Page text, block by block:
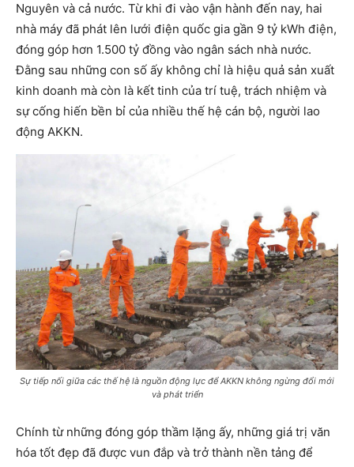
Nguyên và cả nước. Từ khi đi vào vận hành đến nay, hai
nhà máy đã phát lên lưới điện quốc gia gần 9 tỷ kWh điện,
đóng góp hơn 1.500 tỷ đồng vào ngân sách nhà nước.
Đằng sau những con số ấy không chỉ là hiệu quả sản xuất
kinh doanh mà còn là kết tinh của trí tuệ, trách nhiệm và
sự cống hiến bền bỉ của nhiều thế hệ cán bộ, người lao
động AKKN.
Sự tiếp nối giữa các thế hệ là nguồn động lực để AKKN không ngừng đổi mới
và phát triển
Chính từ những đóng góp thầm lặng ấy, những giá trị văn
hóa tốt đẹp đã được vun đắp và trở thành nền tảng để